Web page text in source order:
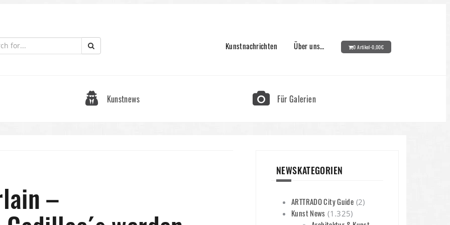
Kunstnachrichten Über uns… 0 Artikel-0,00€
Kunstnews Für Galerien
–
NEWSKATEGORIEN
ARTTRADO City Guide (2)
Kunst News (1.325)